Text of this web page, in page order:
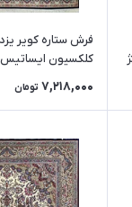
7,218,000 تومان